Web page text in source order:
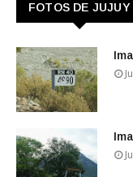
FOTOS DE JUJUY